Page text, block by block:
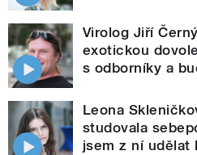
Virolog Jiří
exotickou
s odborníky a
Leona
studovala
jsem z ní udělat